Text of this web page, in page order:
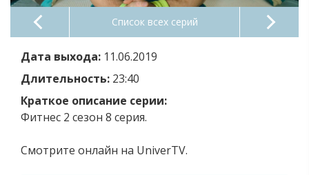
Список всех серий
Дата выхода: 11.06.2019
Длительность: 23:40
Краткое описание серии:
Фитнес 2 сезон 8 серия.
Смотрите онлайн на UniverTV.